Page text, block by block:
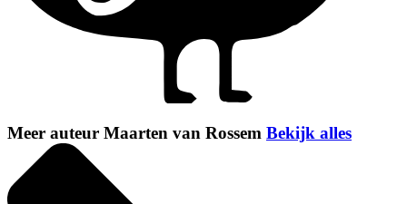
Meer auteur Maarten van Rossem Bekijk alles